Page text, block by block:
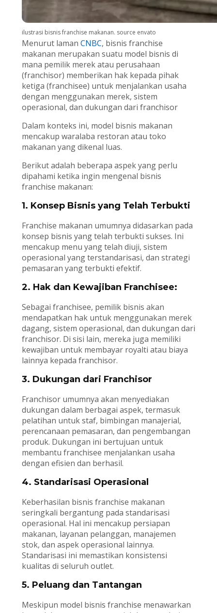
ilustrasi bisnis franchise makanan. source envato
Menurut laman CNBC, bisnis franchise
makanan merupakan suatu model bisnis di
mana pemilik merek atau perusahaan
(franchisor) memberikan hak kepada pihak
ketiga (franchisee) untuk menjalankan usaha
dengan menggunakan merek, sistem
operasional, dan dukungan dari franchisor
Dalam konteks ini, model bisnis makanan
mencakup waralaba restoran atau toko
makanan yang dikenal luas.
Berikut adalah beberapa aspek yang perlu
dipahami ketika ingin mengenal bisnis
franchise makanan:
1. Konsep Bisnis yang Telah Terbukti
Franchise makanan umumnya didasarkan pada
konsep bisnis yang telah terbukti sukses. Ini
mencakup menu yang telah diuji, sistem
operasional yang terstandarisasi, dan strategi
pemasaran yang terbukti efektif.
2. Hak dan Kewajiban Franchisee:
Sebagai franchisee, pemilik bisnis akan
mendapatkan hak untuk menggunakan merek
dagang, sistem operasional, dan dukungan dari
franchisor. Di sisi lain, mereka juga memiliki
kewajiban untuk membayar royalti atau biaya
lainnya kepada franchisor.
3. Dukungan dari Franchisor
Franchisor umumnya akan menyediakan
dukungan dalam berbagai aspek, termasuk
pelatihan untuk staf, bimbingan manajerial,
perencanaan pemasaran, dan pengembangan
produk. Dukungan ini bertujuan untuk
membantu franchisee menjalankan usaha
dengan efisien dan berhasil.
4. Standarisasi Operasional
Keberhasilan bisnis franchise makanan
seringkali bergantung pada standarisasi
operasional. Hal ini mencakup persiapan
makanan, layanan pelanggan, manajemen
stok, dan aspek operasional lainnya.
Standarisasi ini memastikan konsistensi
kualitas di seluruh outlet.
5. Peluang dan Tantangan
Meskipun model bisnis franchise menawarkan